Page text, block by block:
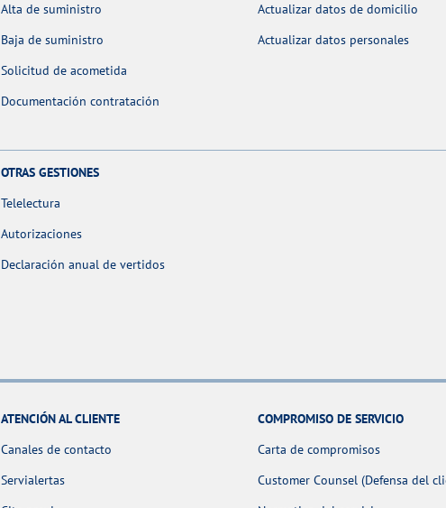
Alta de suministro
Baja de suministro
Solicitud de acometida
Documentación contratación
Actualizar datos de domicilio
Actualizar datos personales
OTRAS GESTIONES
Telelectura
Autorizaciones
Declaración anual de vertidos
ATENCIÓN AL CLIENTE
Canales de contacto
Servialertas
COMPROMISO DE SERVICIO
Carta de compromisos
Customer Counsel (Defensa del